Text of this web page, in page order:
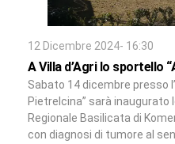
12 Dicembre 2024- 16:30
A Villa d’Agri lo sportello
Sabato 14 dicembre presso
Pietrelcina” sarà
Regionale Basilicata di
con diagnosi di tumore al